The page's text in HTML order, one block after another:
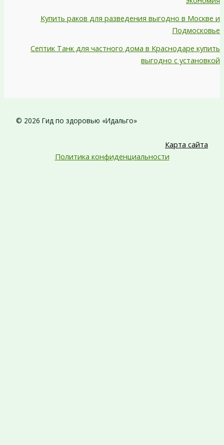
Купить раков для разведения выгодно в Москве и
Подмосковье
Септик Танк для частного дома в Краснодаре купить
выгодно с установкой
© 2026 Гид по здоровью «Идальго»
Карта сайта
Политика конфиденциальности